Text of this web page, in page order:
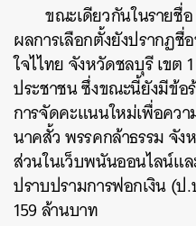
ขณะเดียวกันในรายชื่
ผลการเลือกตั้งยังปรากฏ
ใจไไทย จังหวัดชลบุรี เขต
ประชาชน ซึ่งขณะนี้ยังมีข้อ
การจัดคะแนนใหม่เพื่อคว
นาคสั้ว พรรคกล้าธรรม จัง
ส่วนในเว็บพนันออนไลน์แ
ปราบปรามการฟอกเงิน (
159 ล้านบาท